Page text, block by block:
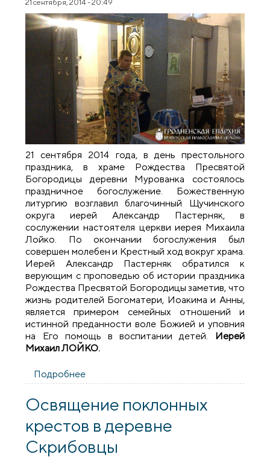
21 сентября, 2014 - 20:49
21 сентября 2014 года, в день престольного
праздника, в храме Рождества Пресвятой
Богородицы деревни Мурованка состоялось
праздничное богослужение. Божественную
литургию возглавил благочинный Щучинского
округа иерей Александр Пастерняк, в
сослужении настоятеля церкви иерея Михаила
Лойко. По окончании богослужения был
совершен молебен и Крестный ход вокруг храма.
Иерей Александр Пастерняк обратился к
верующим с проповедью об истории праздника
Рождества Пресвятой Богородицы заметив, что
жизнь родителей Богоматери, Иоакима и Анны,
является примером семейных отношений и
истинной преданности воле Божией и уповния
на Его помощь в воспитании детей.
Иерей
Михаил ЛОЙКО.
Подробнее
Рождества Пресвятой Богородицы
Освящение поклонных
крестов в деревне
Скрибовцы